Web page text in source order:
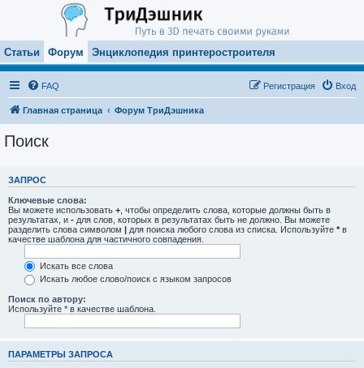
Статьи Форум Энциклопедия принтеростроителя
FAQ Вход
Регистрация
Главная страница Форум ТриДэшника
Поиск
ЗАПРОС
Ключевые слова:
Вы можете использовать + , чтобы определить слова, которые должны быть в
результатах, и - для слов, которых в результатах быть не должно. Вы можете
разделить слова символом | для поиска любого слова из списка. Используйте * в
качестве шаблона для частичного совпадения.
Искать все слова
Искать любое слово/поиск с языком запросов
Поиск по автору:
Используйте * в качестве шаблона.
ПАРАМЕТРЫ ЗАПРОСА